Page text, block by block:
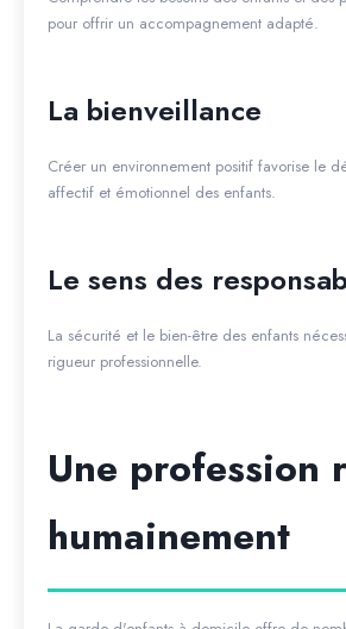
pour offrir un accompagnement adapté.
La bienveillance
Créer un environnement positif favorise le
affectif et émotionnel des enfants.
Le sens des
La sécurité et le bien-être des enfants
rigueur professionnelle.
Une profession
humainement